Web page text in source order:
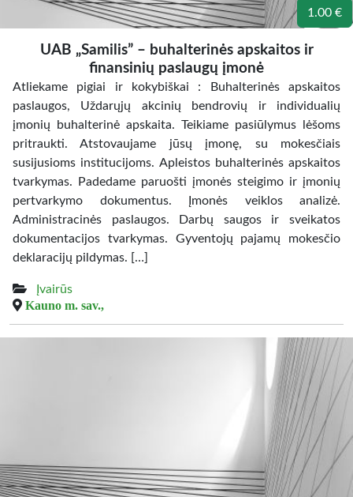
1.00 €
UAB „Samilis” – buhalterinės apskaitos ir
finansinių paslaugų įmonė
Atliekame pigiai ir kokybiškai : Buhalterinės apskaitos
paslaugos, Uždarųjų akcinių bendrovių ir individualių
įmonių buhalterinė apskaita. Teikiame pasiūlymus lėšoms
pritraukti. Atstovaujame jūsų įmonę, su mokesčiais
susijusioms institucijoms. Apleistos buhalterinės apskaitos
tvarkymas. Padedame paruošti įmonės steigimo ir įmonių
pertvarkymo dokumentus. Įmonės veiklos analizė.
Administracinės paslaugos. Darbų saugos ir sveikatos
dokumentacijos tvarkymas. Gyventojų pajamų mokesčio
deklaracijų pildymas. […]
Įvairūs
Kauno m. sav.,